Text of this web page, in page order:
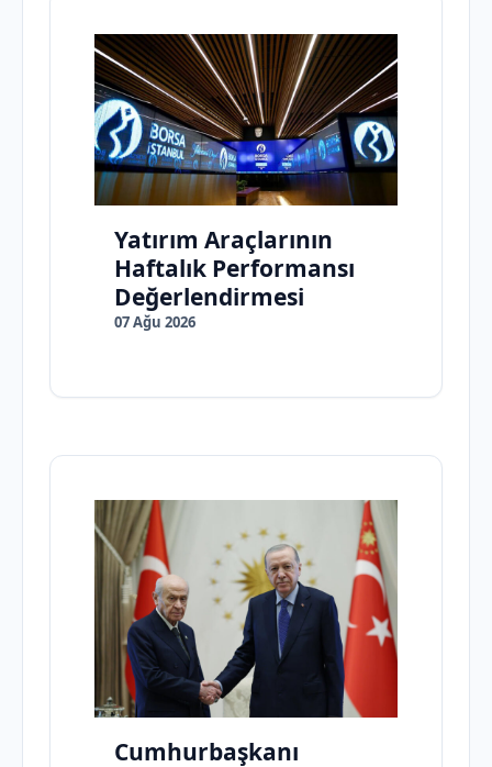
Yatırım Araçlarının
Haftalık Performansı
Değerlendirmesi
07 Ağu 2026
Cumhurbaşkanı